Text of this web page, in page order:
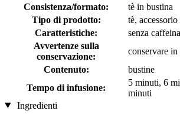
Consistenza/formato:
tè in bustina
Tipo di prodotto:
tè, accessorio
Caratteristiche:
senza caffeina
Avvertenze sulla
conservazione:
conservare
Contenuto:
bustine
Tempo di infusione:
5 minuti, 6
minuti
Ingredienti